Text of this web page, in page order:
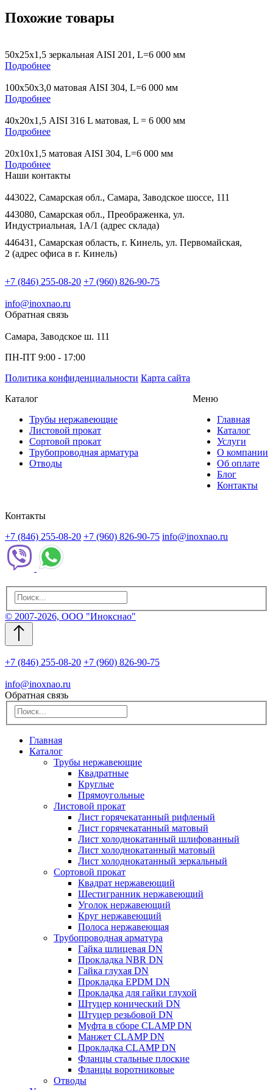
Похожие товары
50х25х1,5 зеркальная AISI 201, L=6 000 мм
Подробнее
100х50х3,0 матовая AISI 304, L=6 000 мм
Подробнее
40х20х1,5 AISI 316 L матовая, L = 6 000 мм
Подробнее
20х10х1,5 матовая AISI 304, L=6 000 мм
Подробнее
Наши контакты
443022, Самарская обл., Самара, Заводское шоссе, 111
443080, Самарская обл., Преображенка, ул.
Индустриальная, 1А/1 (адрес склада)
446431, Самарская область, г. Кинель, ул. Первомайская,
2 (адрес офиса в г. Кинель)
+7 (846) 255-08-20 +7 (960) 826-90-75
info@inoxnao.ru
Обратная связь
Самара, Заводское ш. 111
ПН-ПТ 9:00 - 17:00
Политика конфиденциальности Карта сайта
Каталог
Трубы нержавеющие
Листовой прокат
Сортовой прокат
Трубопроводная арматура
Отводы
Меню
Главная
Каталог
Услуги
О компании
Об оплате
Блог
Контакты
Контакты
+7 (846) 255-08-20 +7 (960) 826-90-75 info@inoxnao.ru
© 2007-2026, ООО "Инокснао"
+7 (846) 255-08-20 +7 (960) 826-90-75
info@inoxnao.ru
Обратная связь
Главная
Каталог
Трубы нержавеющие
Квадратные
Круглые
Прямоугольные
Листовой прокат
Лист горячекатанный рифленый
Лист горячекатанный матовый
Лист холоднокатанный шлифованный
Лист холоднокатанный матовый
Лист холоднокатанный зеркальный
Сортовой прокат
Квадрат нержавеющий
Шестигранник нержавеющий
Уголок нержавеющий
Круг нержавеющий
Полоса нержавеющая
Трубопроводная арматура
Гайка шлицевая DN
Прокладка NBR DN
Гайка глухая DN
Прокладка EPDM DN
Прокладка для гайки глухой
Штуцер конический DN
Штуцер резьбовой DN
Муфта в сборе CLAMP DN
Манжет CLAMP DN
Прокладка CLAMP DN
Фланцы стальные плоские
Фланцы воротниковые
Отводы